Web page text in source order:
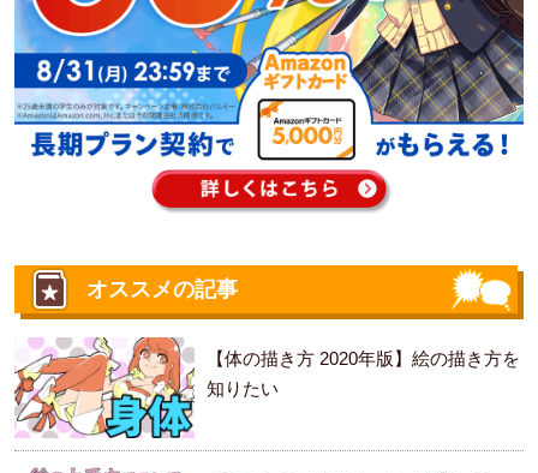
オススメの記事
【体の描き方 2020年版】絵の描き方を
知りたい